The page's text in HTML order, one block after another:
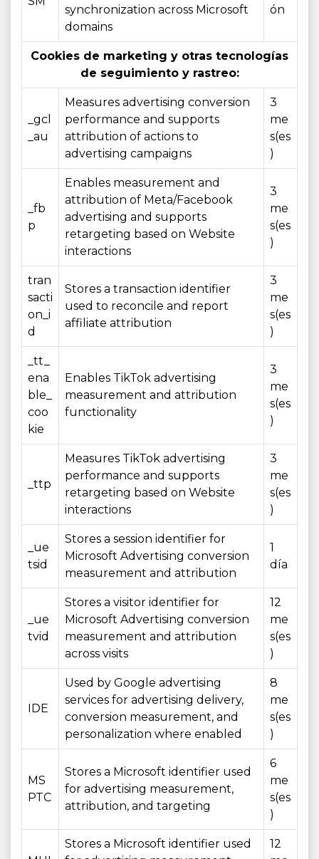
synchronization across Microsoft
domains
ón
Cookies de marketing y otras tecnologías
de seguimiento y rastreo:
_gcl
_au
Measures advertising conversion
performance and supports
attribution of actions to
advertising campaigns
3
me
s(es
)
_fb
p
Enables measurement and
attribution of Meta/Facebook
advertising and supports
retargeting based on Website
interactions
3
me
s(es
)
tran
sacti
on_i
d
Stores a transaction identifier
used to reconcile and report
affiliate attribution
3
me
s(es
)
_tt_
ena
ble_
coo
kie
Enables TikTok advertising
measurement and attribution
functionality
3
me
s(es
)
_ttp
Measures TikTok advertising
performance and supports
retargeting based on Website
interactions
3
me
s(es
)
_ue
tsid
Stores a session identifier for
Microsoft Advertising conversion
measurement and attribution
1
día
_ue
tvid
Stores a visitor identifier for
Microsoft Advertising conversion
measurement and attribution
across visits
12
me
s(es
)
IDE
Used by Google advertising
services for advertising delivery,
conversion measurement, and
personalization where enabled
8
me
s(es
)
MS
PTC
Stores a Microsoft identifier used
for advertising measurement,
attribution, and targeting
6
me
s(es
)
Stores a Microsoft identifier used
12